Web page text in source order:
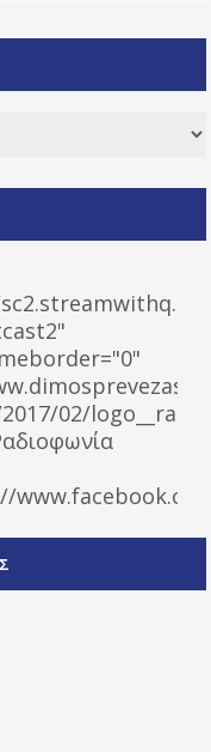
02/
" artist="" ]